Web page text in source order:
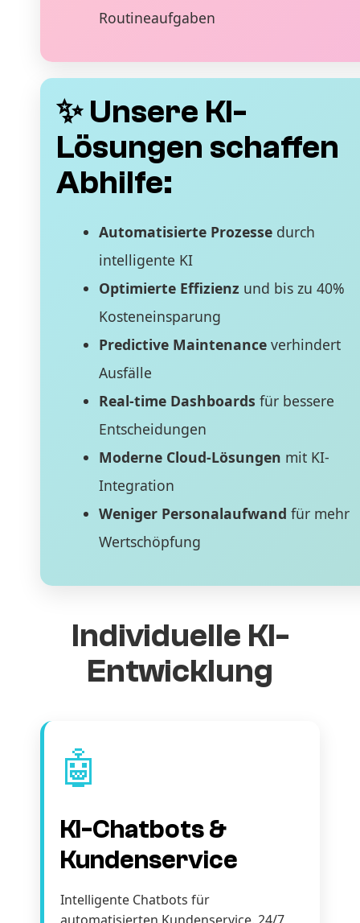
Routineaufgaben
✨ Unsere KI-
Lösungen schaffen
Abhilfe:
Automatisierte Prozessedurch
intelligente KI
Optimierte Effizienz und bis zu 40%
Kosteneinsparung
Predictive Maintenanceverhindert
Ausfälle
Real-time Dashboards für bessere
Entscheidungen
Moderne Cloud-Lösungen mit KI-
Integration
Weniger Personalaufwand für mehr
Wertschöpfung
Individuelle KI-
Entwicklung
🤖
KI-Chatbots &
Kundenservice
Intelligente Chatbots für